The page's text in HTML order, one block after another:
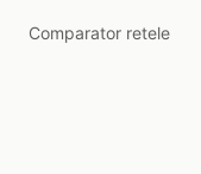
Comparator retele